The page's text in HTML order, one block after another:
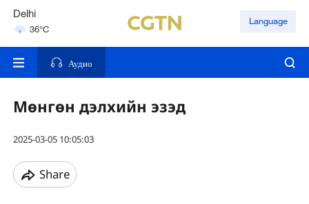
Delhi
36°C
Hyderabad
Language
Аудио
Мөнгөн дэлхийн эзэд
2025-03-05 10:05:03
Share